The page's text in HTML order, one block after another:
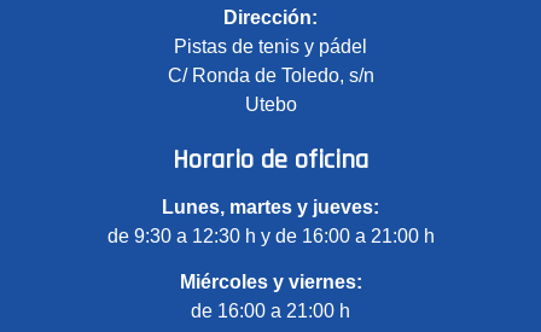
Dirección:
Pistas de tenis y pádel
C/ Ronda de Toledo, s/n
Utebo
Horario de oficina
Lunes, martes y jueves:
de 9:30 a 12:30 h y de 16:00 a 21:00 h
Miércoles y viernes:
de 16:00 a 21:00 h